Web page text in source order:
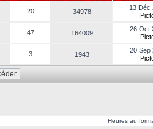
20 34978
13 Déc
47 164009
26 Oct
3 1943
20 Sep
Heures au